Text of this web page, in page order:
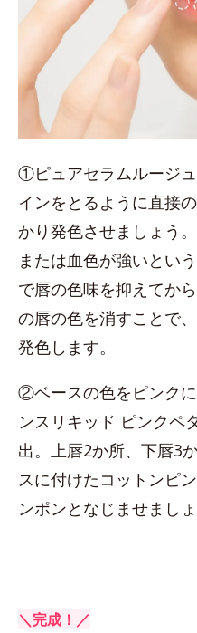
①ピュアセラムルージ
インをとるように直接
かり発色させましょう
または血色が強いとい
で唇の色味を抑えてか
の唇の色を消すことで
発色します。
②ベースの色をピンク
ンスリキッド ピンクペ
出。上唇2か所、下唇3
スに付けたコットンピ
ンポンとなじませましょ
＼完成！／